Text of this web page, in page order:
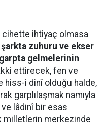
cihette ihtiyaç olmasa
şarkta zuhuru ve ekser
gelmelerinin
ettirecek, fen ve
hiss-i dinî olduğu halde,
garplılaşmak namıyla
ve lâdinî bir esas
milletlerin merkezinde